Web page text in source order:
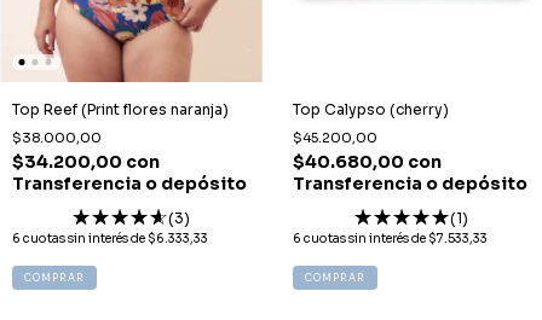
Top Reef (Print flores naranja)
$38.000,00
$34.200,00 con
Transferencia o depósito
(3)
6 cuotas sin interés de $6.333,33
COMPRAR
Top Calypso (cherry)
$45.200,00
$40.680,00 con
Transferencia o depósito
(1)
6 cuotas sin interés de $7.533,33
COMPRAR